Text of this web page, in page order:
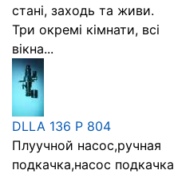
стані, заходь та живи.
Три окремі кімнати, всі
вікна...
DLLA 136 P 804
Плуучной насос,ручная
подкачка,насос подкачка